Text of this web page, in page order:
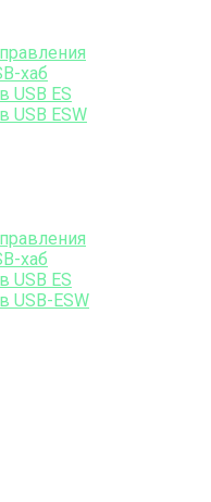
хаб
USB ES
USB ESW
хаб
USB ES
USB-ESW